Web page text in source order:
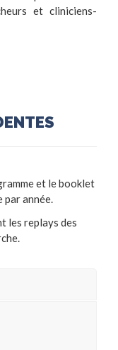
et cliniciens-
et le booklet
par année.
les replays des